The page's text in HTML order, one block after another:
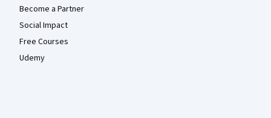
Become a Partner
Social Impact
Free Courses
Udemy